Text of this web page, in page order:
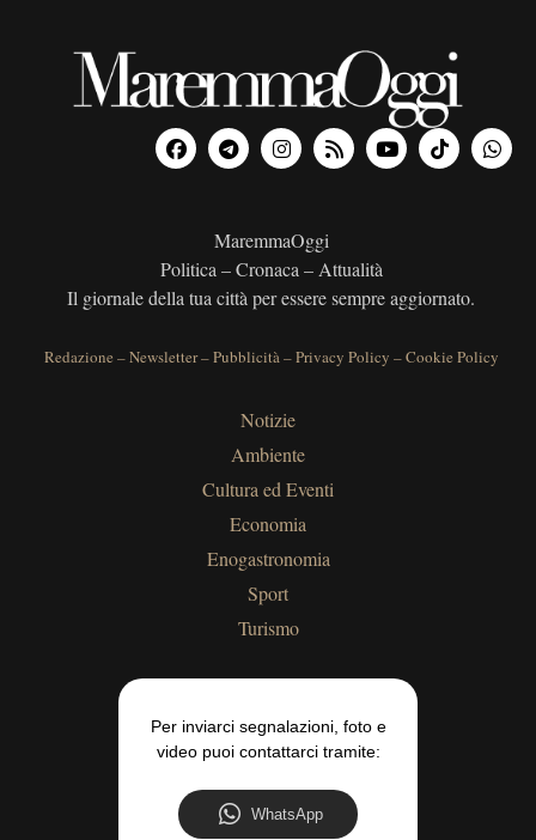
MaremmaOggi
Politica – Cronaca – Attualità
Il giornale della tua città per essere sempre aggiornato.
Redazione –Newsletter–Pubblicità–Privacy Policy –Cookie Policy
Notizie
Ambiente
Cultura ed Eventi
Economia
Enogastronomia
Sport
Turismo
Per inviarci segnalazioni, foto e
video puoi contattarci tramite:
WhatsApp